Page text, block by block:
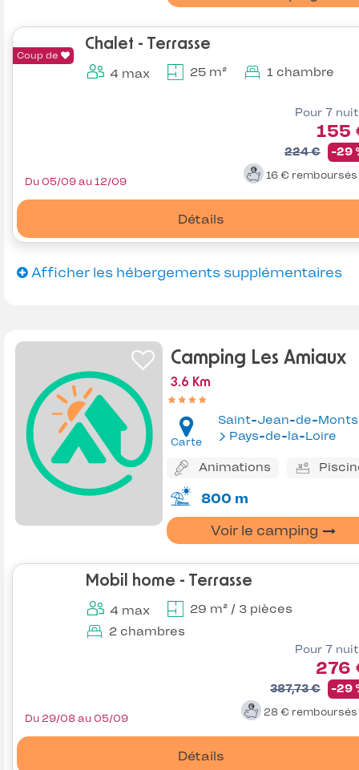
Coup de
Chalet - Terrasse
4 max 25 m² 1 chambre
Pour 7
155
224 € -29
16 € remboursés
Détails
Du 05/09 au 12/09
Afficher les hébergements supplémentaires
Camping Les Amiaux
3.6 Km
Carte
Saint-Jean-de-Monts
Pays-de-la-Loire
Animations
800 m
Voir le camping
Mobil home - Terrasse
4 max
29 m² / 3 pièces
2 chambres
Pour 7
276
387,73 € -29
28 € remboursés
Détails
Du 29/08 au 05/09